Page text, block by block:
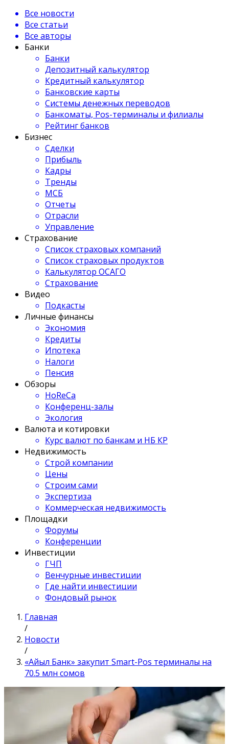
Все новости
Все статьи
Все авторы
Банки
Банки
Депозитный калькулятор
Кредитный калькулятор
Банковские карты
Системы денежных переводов
Банкоматы, Pos-терминалы и филиалы
Рейтинг банков
Бизнес
Сделки
Прибыль
Кадры
Тренды
МСБ
Отчеты
Отрасли
Управление
Страхование
Список страховых компаний
Список страховых продуктов
Калькулятор ОСАГО
Страхование
Видео
Подкасты
Личные финансы
Экономия
Кредиты
Ипотека
Налоги
Пенсия
Обзоры
HoReCa
Конференц-залы
Экология
Валюта и котировки
Курс валют по банкам и НБ КР
Недвижимость
Строй компании
Цены
Строим сами
Экспертиза
Коммерческая недвижимость
Площадки
Форумы
Конференции
Инвестиции
ГЧП
Венчурные инвестиции
Где найти инвестиции
Фондовый рынок
Главная
/
Новости
/
«Айыл Банк» закупит Smart-Pos терминалы на
70.5 млн сомов